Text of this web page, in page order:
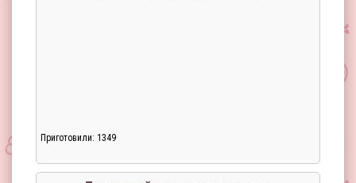
Приготовили: 1349